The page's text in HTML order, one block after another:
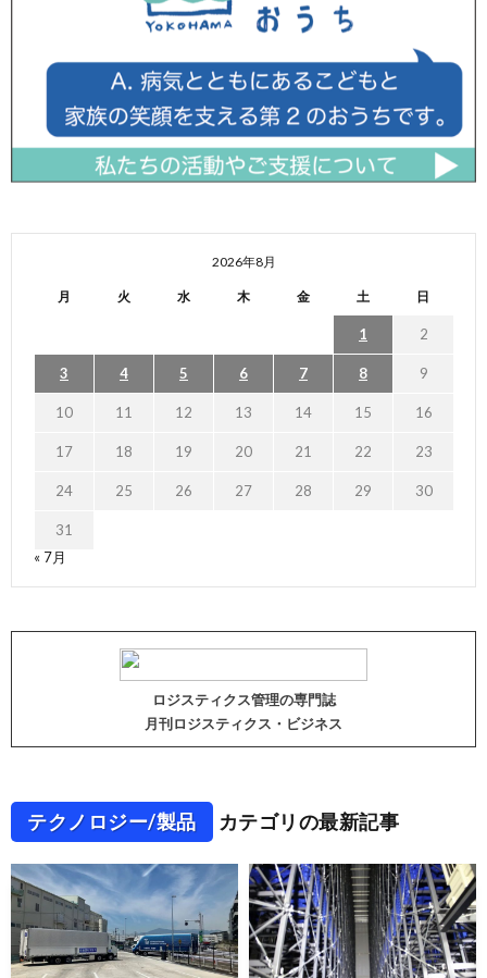
2026年8月
月 火 水 木 金 土 日
1 2
3 4 5 6 7 8 9
10 11 12 13 14 15 16
17 18 19 20 21 22 23
24 25 26 27 28 29 30
31
« 7月
ロジスティクス管理の専門誌
月刊ロジスティクス・ビジネス
テクノロジー/製品 カテゴリの最新記事